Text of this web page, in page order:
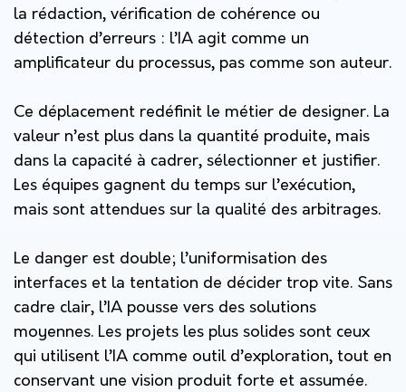
la rédaction, vérification de cohérence ou
détection d’erreurs : l’IA agit comme un
amplificateur du processus, pas comme son auteur.
Ce déplacement redéfinit le métier de designer. La
valeur n’est plus dans la quantité produite, mais
dans la capacité à cadrer, sélectionner et justifier.
Les équipes gagnent du temps sur l’exécution,
mais sont attendues sur la qualité des arbitrages.
Le danger est double; l’uniformisation des
interfaces et la tentation de décider trop vite. Sans
cadre clair, l’IA pousse vers des solutions
moyennes. Les projets les plus solides sont ceux
qui utilisent l’IA comme outil d’exploration, tout en
conservant une vision produit forte et assumée.